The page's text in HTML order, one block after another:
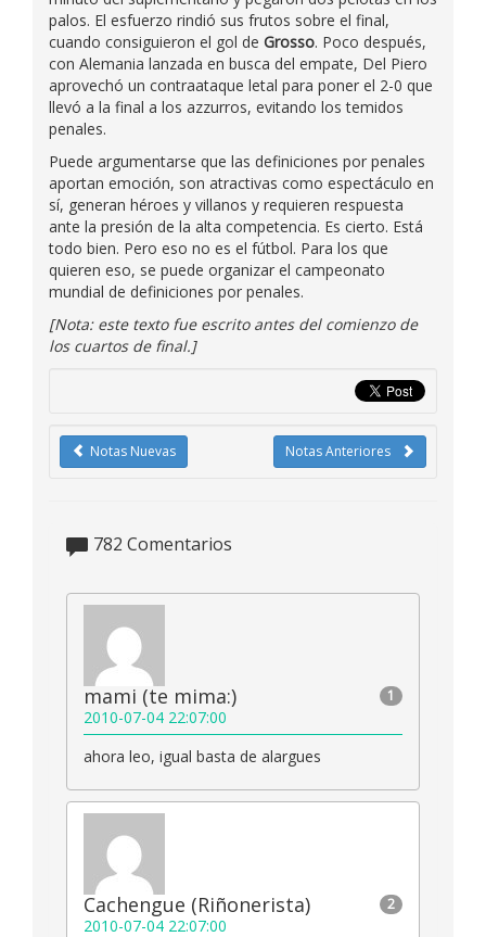
palos. El esfuerzo rindió sus frutos sobre el final,
cuando consiguieron el gol de Grosso. Poco después,
con Alemania lanzada en busca del empate, Del Piero
aprovechó un contraataque letal para poner el 2-0 que
llevó a la final a los azzurros, evitando los temidos
penales.
Puede argumentarse que las definiciones por penales
aportan emoción, son atractivas como espectáculo en
sí, generan héroes y villanos y requieren respuesta
ante la presión de la alta competencia. Es cierto. Está
todo bien. Pero eso no es el fútbol. Para los que
quieren eso, se puede organizar el campeonato
mundial de definiciones por penales.
[Nota: este texto fue escrito antes del comienzo de
los cuartos de final.]
Notas Anteriores
Notas Nuevas
782 Comentarios
1
mami (te mima:)
2010-07-04 22:07:00
ahora leo, igual basta de alargues
2
Cachengue (Riñonerista)
2010-07-04 22:07:00